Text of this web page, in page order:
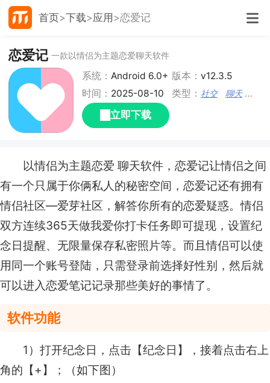
首页 下载 应用 恋爱记
恋爱记 一款以情侣为主题恋爱聊天软件
系统：Android 6.0+ 版本： v12.3.5
时间： 2025-08-10 类型： 社交 聊天 交友
立即下载
以情侣为主题恋爱 聊天软件，恋爱记让情侣之间
有一个只属于你俩私人的秘密空间，恋爱记还有拥有
情侣社区—爱芽社区，解答你所有的恋爱疑惑。情侣
双方连续365天做我爱你打卡任务即可提现，设置纪
念日提醒、无限量保存私密照片等。而且情侣可以使
用同一个账号登陆，只需登录前选择好性别，然后就
可以进入恋爱笔记记录那些美好的事情了。
软件功能
1）打开纪念日，点击【纪念日】，接着点击右上
角的【+】；（如下图）